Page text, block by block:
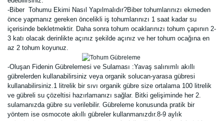
-Biber Tohumu Ekimi Nasıl Yapılmalıdır?Biber tohumlarınızı ekmeden
önce yapmanız gereken öncelikli iş tohumlarınızı 1 saat kadar su
içerisinde bekletmektir. Daha sonra tohum ocaklarınızı tohum çapının 2-
3 katı olacak derinlikte açınız şekilde açınız ve her tohum ocağına en
az 2 tohum koyunuz.
-Oluşan Fidenin Gübrelemesi ve Sulaması :Yavaş salınımlı akıllı
gübrelerden kullanabilirsiniz veya organik solucan-yarasa gübresi
kullanabilirsiniz.1 litrelik bir sıvı organik gübre size ortalama 100 litrelik
ve gübreli su çözeltisi hazırlamanızı sağlar. Bitki gelişiminde her 2.
sulamanızda gübre su verilebilir. Gübreleme konusunda pratik bir
yöntem ise osmocote akıllı gübreler kullanmanızdır.8-9 aylık